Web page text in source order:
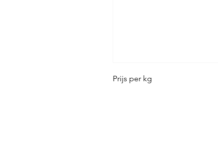
Prijs per kg